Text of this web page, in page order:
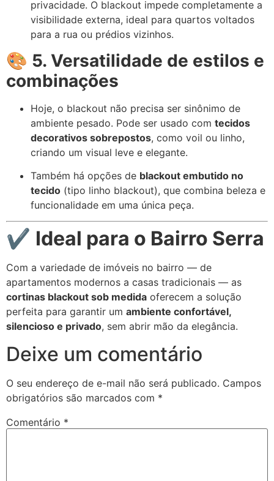
privacidade. O blackout impede completamente a
visibilidade externa, ideal para quartos voltados
para a rua ou prédios vizinhos.
🎨 5. Versatilidade de estilos e
combinações
Hoje, o blackout não precisa ser sinônimo de
ambiente pesado. Pode ser usado com tecidos
decorativos sobrepostos, como voil ou linho,
criando um visual leve e elegante.
Também há opções de blackout embutido no
tecido (tipo linho blackout), que combina beleza e
funcionalidade em uma única peça.
✔️ Ideal para o Bairro Serra
Com a variedade de imóveis no bairro — de
apartamentos modernos a casas tradicionais — as
cortinas blackout sob medida oferecem a solução
perfeita para garantir um ambiente confortável,
silencioso e privado, sem abrir mão da elegância.
Deixe um comentário
O seu endereço de e-mail não será publicado. Campos
obrigatórios são marcados com *
Comentário *